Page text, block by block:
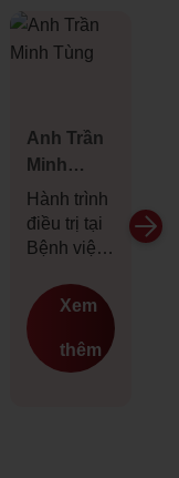
Anh Trần
Minh
Tùng
Hành trình
điều trị tại
Bệnh viện
An Thịnh
đã giúp
anh Tùng
vượt qua
Xem
thêm